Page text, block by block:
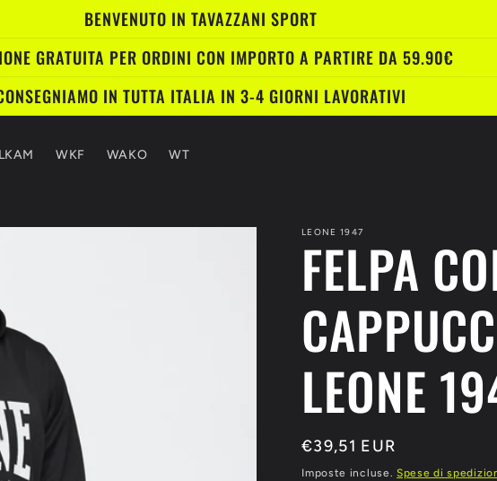
BENVENUTO IN TAVAZZANI SPORT
GRATUITA PER ORDINI CON IMPORTO A PARTIRE DA 59.90€
IN TUTTA ITALIA IN 3-4 GIORNI LAVORATIVI
WKF WAKO WT
LEONE 1947
FELPA
LEONE
Prezzo
di
€39,51 EUR
Imposte incluse.Spese di